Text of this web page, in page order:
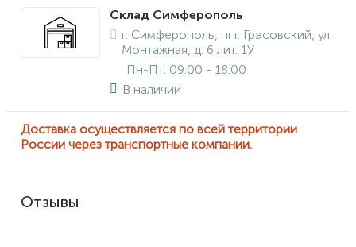
Склад Симферополь
г. Симферополь, пгт. Грэсовский, ул.
Монтажная, д. 6 лит. 1У
Пн-Пт: 09:00 - 18:00
В наличии
Доставка осуществляется по всей территории
России через транспортные компании.
Отзывы